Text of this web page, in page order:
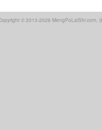
© 2013-2026 MengPoLaiShi.com,